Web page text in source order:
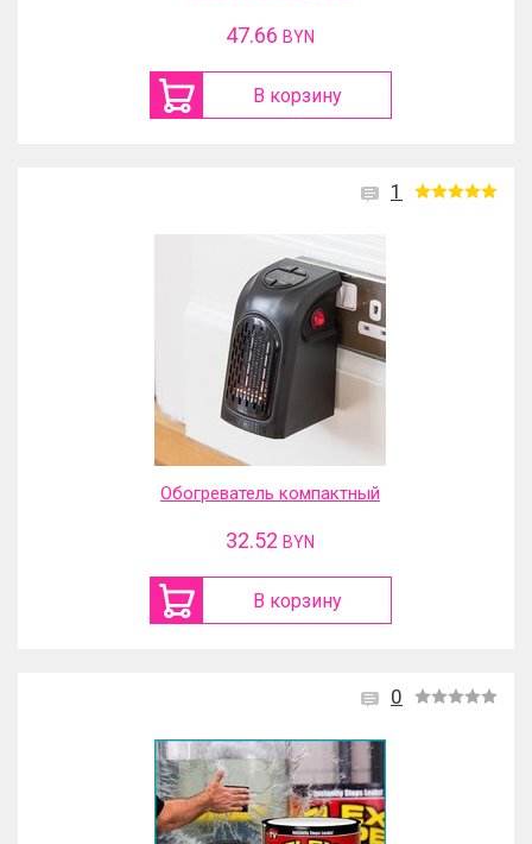
47.66 BYN
В корзину
1
Обогреватель компактный
32.52 BYN
В корзину
0